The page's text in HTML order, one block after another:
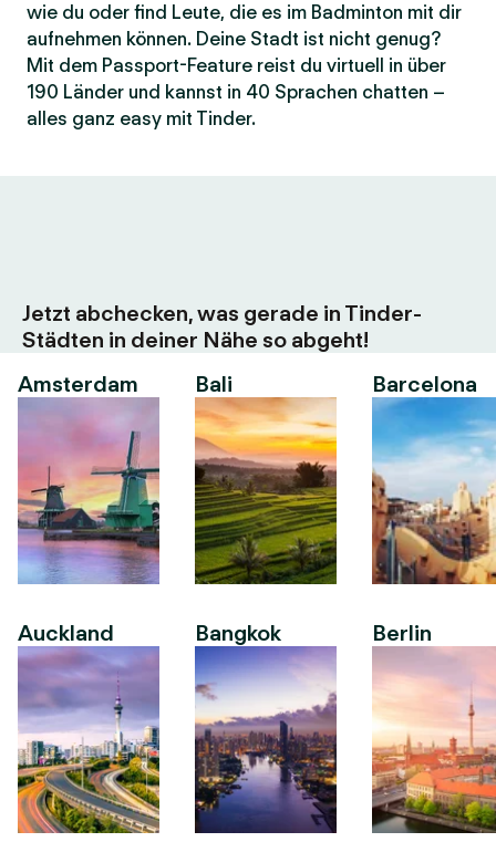
wie du oder find Leute, die es im Badminton mit dir
aufnehmen können. Deine Stadt ist nicht genug?
Mit dem Passport-Feature reist du virtuell in über
190 Länder und kannst in 40 Sprachen chatten –
alles ganz easy mit Tinder.
Jetzt abchecken, was gerade in Tinder-
Städten in deiner Nähe so abgeht!
Amsterdam
Auckland
Bali
Bangkok
Barcelona
Berlin